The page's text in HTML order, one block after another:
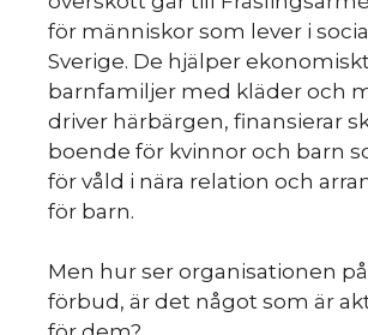
för människor som lever i
Sverige. De hjälper
barnfamiljer med kläder och
driver härbärgen, finansierar
boende för kvinnor och barn
för våld i nära relation och
för barn.
Men hur ser organisationen
förbud, är det något som är